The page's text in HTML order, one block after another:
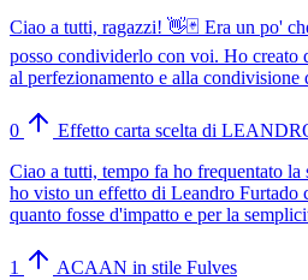
Ciao a tutti, ragazzi! 👋🃏 Era un po'
posso condividerlo con voi. Ho creato
al perfezionamento e alla condivisione
0
Effetto carta scelta di
Ciao a tutti, tempo fa ho frequentato
ho visto un effetto di Leandro Furtado
quanto fosse d'impatto e per la
1
ACAAN in stile Fulves